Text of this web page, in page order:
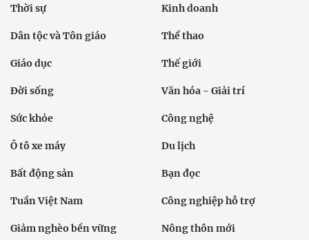
Thời sự Kinh doanh
Dân tộc và Tôn giáo Thể thao
Giáo dục Thế giới
Đời sống Văn hóa - Giải trí
Sức khỏe Công nghệ
Ô tô xe máy Du lịch
Bất động sản Bạn đọc
Tuần Việt Nam Công nghiệp hỗ trợ
Giảm nghèo bền vững Nông thôn mới